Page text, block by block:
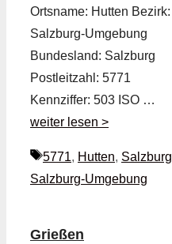
Ortsname: Hutten Bezirk:
Salzburg-Umgebung
Bundesland: Salzburg
Postleitzahl: 5771
Kennziffer: 503 ISO …
weiter lesen >
Schlagwörter
5771, Hutten, Salzburg
Salzburg-Umgebung
Grießen